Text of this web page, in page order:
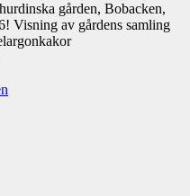
gården, Bobacken,
Visning av gårdens samling